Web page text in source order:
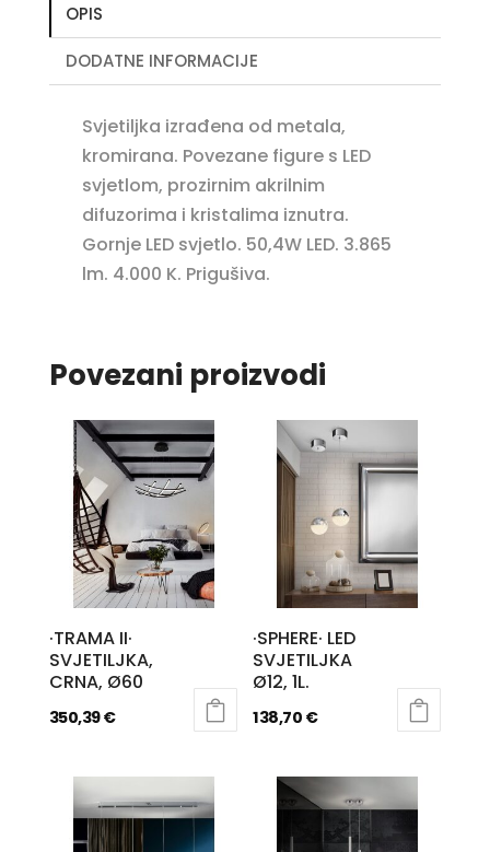
OPIS
DODATNE INFORMACIJE
Svjetiljka izrađena od metala,
kromirana. Povezane figure s LED
svjetlom, prozirnim akrilnim
difuzorima i kristalima iznutra.
Gornje LED svjetlo. 50,4W LED. 3.865
lm. 4.000 K. Prigušiva.
Povezani proizvodi
·TRAMA II·
SVJETILJKA,
CRNA, Ø60
350,39€
·SPHERE· LED
SVJETILJKA
Ø12, 1L.
138,70 €